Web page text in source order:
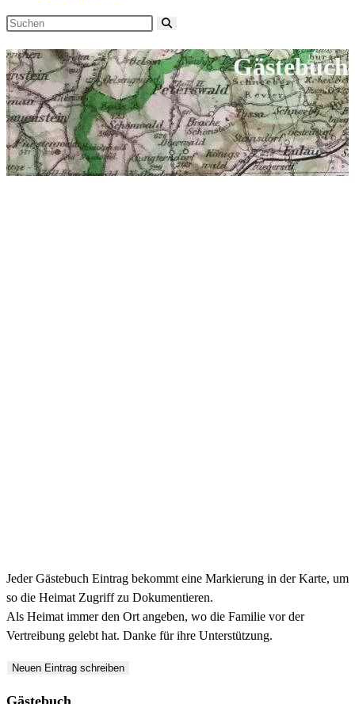
Diese
durchsuchen
Gästebuch
Jeder Gästebuch Eintrag bekommt eine Markierung in der Karte, um
so die Heimat Zugriff zu Dokumentieren.
Als Heimat immer den Ort angeben, wo die Familie vor der
Vertreibung gelebt hat. Danke für ihre Unterstützung.